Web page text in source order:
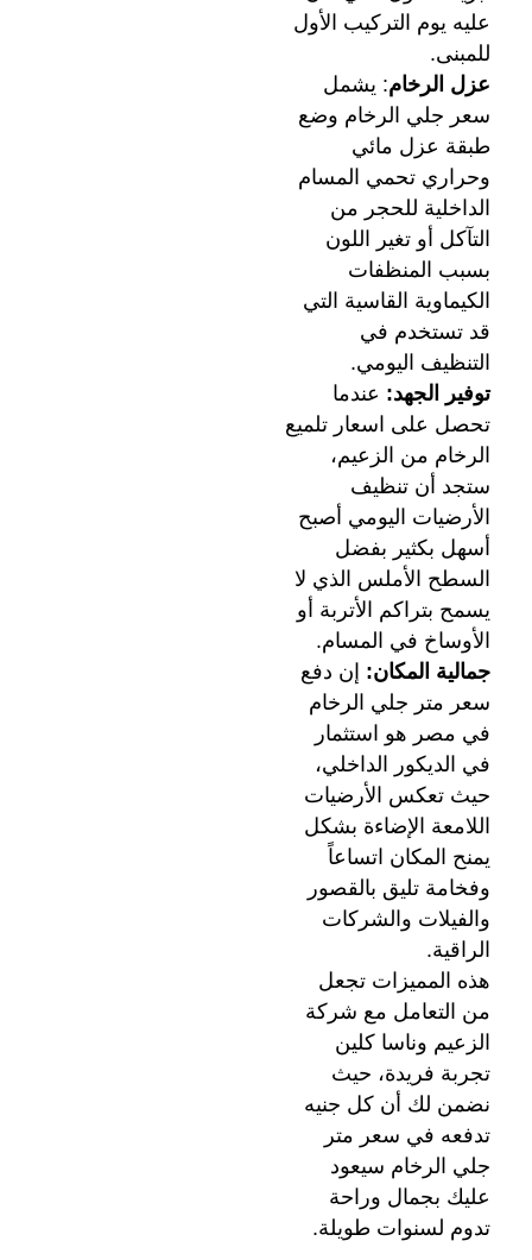
عليه يوم التركيب الأول
للمبنى.
عزل الرخام: يشمل
سعر جلي الرخام وضع
طبقة عزل مائي
وحراري تحمي المسام
الداخلية للحجر من
التآكل أو تغير اللون
بسبب المنظفات
الكيماوية القاسية التي
قد تستخدم في
التنظيف اليومي.
توفير الجهد: عندما
تحصل على اسعار تلميع
الرخام من الزعيم،
ستجد أن تنظيف
الأرضيات اليومي أصبح
أسهل بكثير بفضل
السطح الأملس الذي لا
يسمح بتراكم الأتربة أو
الأوساخ في المسام.
جمالية المكان: إن دفع
سعر متر جلي الرخام
في مصر هو استثمار
في الديكور الداخلي،
حيث تعكس الأرضيات
اللامعة الإضاءة بشكل
يمنح المكان اتساعاً
وفخامة تليق بالقصور
والفيلات والشركات
الراقية.
هذه المميزات تجعل
من التعامل مع شركة
الزعيم وناسا كلين
تجربة فريدة، حيث
نضمن لك أن كل جنيه
تدفعه في سعر متر
جلي الرخام سيعود
عليك بجمال وراحة
تدوم لسنوات طويلة.